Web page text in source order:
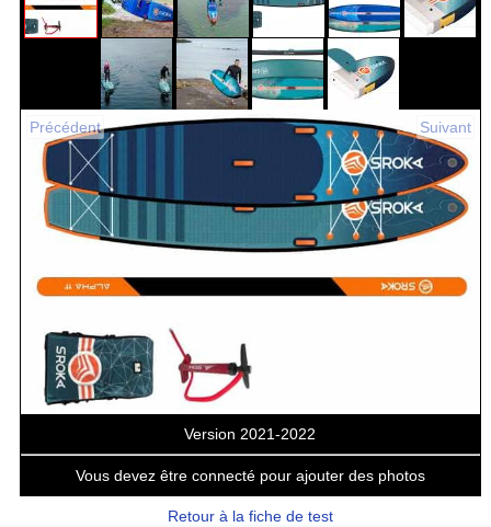
Précédent Suivant
Version 2021-2022
Vous devez être connecté pour ajouter des photos
Retour à la fiche de test